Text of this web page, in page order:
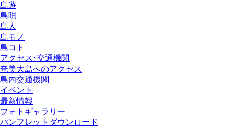
島遊
島唄
島人
島モノ
島コト
アクセス･交通機関
奄美大島へのアクセス
島内交通機関
イベント
最新情報
フォトギャラリー
パンフレットダウンロード